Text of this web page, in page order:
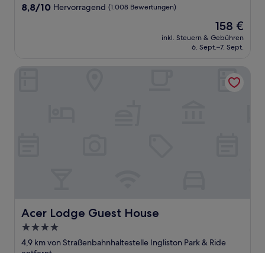
8.8
8,8/10 Hervorragend (1.008 Bewertungen)
Der
Preis
beträgt
158 €
inkl. Steuern & Gebühren
6. Sept.–7. Sept.
Acer Lodge Guest House
Acer Lodge Guest House
4.0-
Sterne-
4,9 km von Straßenbahnhaltestelle Ingliston Park & Ride